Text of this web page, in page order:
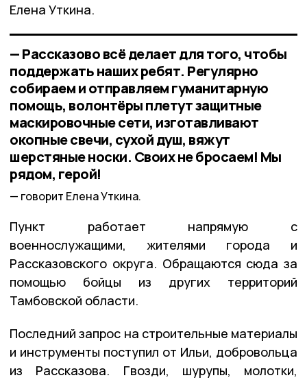
Елена Уткина.
— Рассказово всё делает для того, чтобы
поддержать наших ребят. Регулярно
собираем и отправляем гуманитарную
помощь, волонтёры плетут защитные
маскировочные сети, изготавливают
окопные свечи, сухой душ, вяжут
шерстяные носки. Своих не бросаем! Мы
рядом, герой!
говорит Елена Уткина.
Пункт работает напрямую с
военнослужащими, жителями города и
Рассказовского округа. Обращаются сюда за
помощью бойцы из других территорий
Тамбовской области.
Последний запрос на строительные материалы
и инструменты поступил от Ильи, добровольца
из Рассказова. Гвозди, шурупы, молотки,